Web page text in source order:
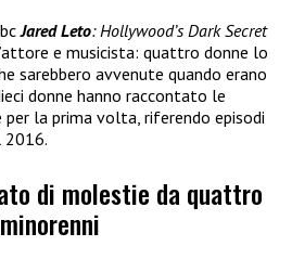
Jared Leto: Hollywood’s Dark Secret
e musicista: quattro donne lo
sarebbero avvenute quando erano
donne hanno raccontato le
per la prima volta, riferendo episodi
di molestie da quattro